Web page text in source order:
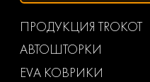
ПРОДУКЦИЯ TROKOT
АВТОШТОРКИ
EVA КОВРИКИ